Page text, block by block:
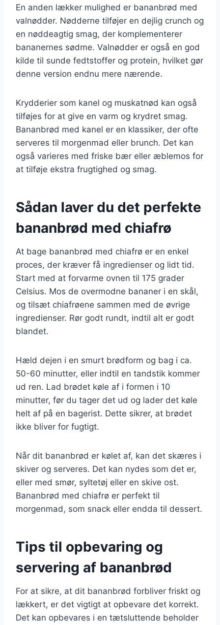
En anden lækker mulighed er bananbrød med
valnødder. Nødderne tilføjer en dejlig crunch og
en nøddeagtig smag, der komplementerer
bananernes sødme. Valnødder er også en god
kilde til sunde fedtstoffer og protein, hvilket gør
denne version endnu mere nærende.
Krydderier som kanel og muskatnød kan også
tilføjes for at give en varm og krydret smag.
Bananbrød med kanel er en klassiker, der ofte
serveres til morgenmad eller brunch. Det kan
også varieres med friske bær eller æblemos for
at tilføje ekstra frugtighed og smag.
Sådan laver du det perfekte
bananbrød med chiafrø
At bage bananbrød med chiafrø er en enkel
proces, der kræver få ingredienser og lidt tid.
Start med at forvarme ovnen til 175 grader
Celsius. Mos de overmodne bananer i en skål,
og tilsæt chiafrøene sammen med de øvrige
ingredienser. Rør godt rundt, indtil alt er godt
blandet.
Hæld dejen i en smurt brødform og bag i ca.
50-60 minutter, eller indtil en tandstik kommer
ud ren. Lad brødet køle af i formen i 10
minutter, før du tager det ud og lader det køle
helt af på en bagerist. Dette sikrer, at brødet
ikke bliver for fugtigt.
Når dit bananbrød er kølet af, kan det skæres i
skiver og serveres. Det kan nydes som det er,
eller med smør, syltetøj eller en skive ost.
Bananbrød med chiafrø er perfekt til
morgenmad, som snack eller endda til dessert.
Tips til opbevaring og
servering af bananbrød
For at sikre, at dit bananbrød forbliver friskt og
lækkert, er det vigtigt at opbevare det korrekt.
Det kan opbevares i en tætsluttende beholder